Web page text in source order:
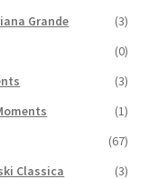
Grande
(3)
(0)
(3)
(1)
(67)
Classica
(3)